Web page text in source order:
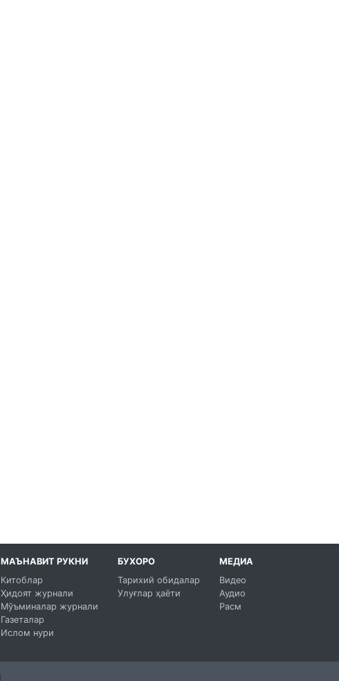
МАЪНАВИТ РУКНИ
Китоблар
Ҳидоят журнали
Мўъминалар журнали
Газеталар
Ислом нури
БУХОРО
Тарихий обидалар
Улуғлар ҳаёти
МЕДИА
Видео
Аудио
Расм